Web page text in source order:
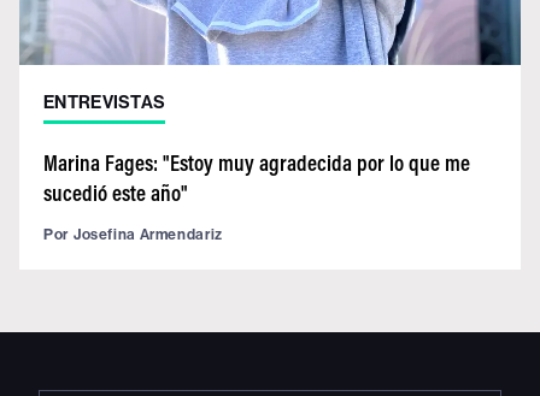
ENTREVISTAS
Marina Fages: "Estoy muy agradecida por lo que me
sucedió este año"
Por Josefina Armendariz